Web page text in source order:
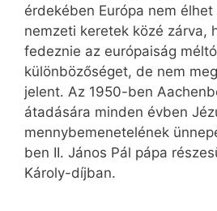
érdekében Európa nem
nemzeti keretek közé zárva,
fedeznie az európaiság
különbözőséget, de nem
jelent. Az 1950-ben
átadására minden évben
mennybemenetelének
ben II. János Pál pápa
Károly-díjban.